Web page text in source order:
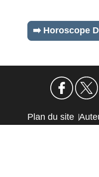
➡️ Horoscope
Plan du site